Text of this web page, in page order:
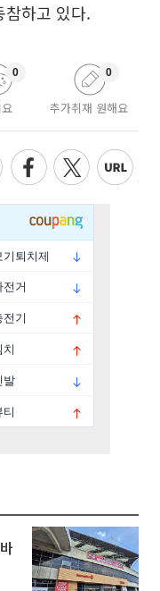
하고 있다.
0
추가취재 원해요
0